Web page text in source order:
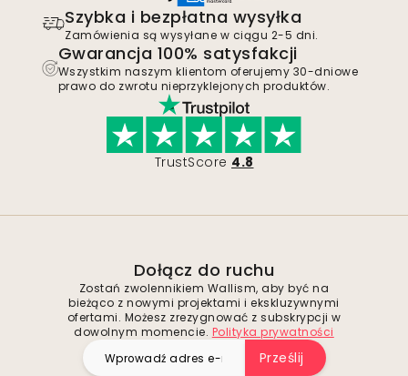
Szybka i bezpłatna wysyłka
Zamówienia są wysyłane w ciągu 2-5 dni.
Gwarancja 100% satysfakcji
Wszystkim naszym klientom oferujemy 30-dniowe
prawo do zwrotu nieprzyklejonych produktów.
TrustScore 4.8
Dołącz do ruchu
Zostań zwolennikiem Wallism, aby być na
bieżąco z nowymi projektami i ekskluzywnymi
ofertami. Możesz zrezygnować z subskrypcji w
dowolnym momencie. Polityka prywatności
Prześlij